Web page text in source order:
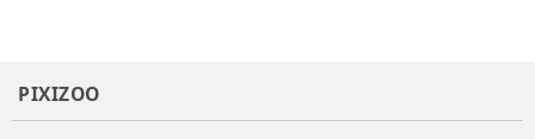
PIXIZOO